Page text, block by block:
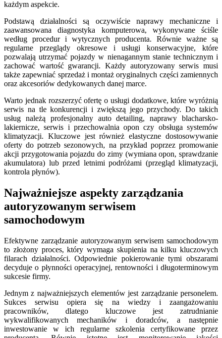
każdym aspekcie.
Podstawą działalności są oczywiście naprawy mechaniczne i
zaawansowana diagnostyka komputerowa, wykonywane ściśle
według procedur i wytycznych producenta. Równie ważne są
regularne przeglądy okresowe i usługi konserwacyjne, które
pozwalają utrzymać pojazdy w nienagannym stanie technicznym i
zachować wartość gwarancji. Każdy autoryzowany serwis musi
także zapewniać sprzedaż i montaż oryginalnych części zamiennych
oraz akcesoriów dedykowanych danej marce.
Warto jednak rozszerzyć ofertę o usługi dodatkowe, które wyróżnią
serwis na tle konkurencji i zwiększą jego przychody. Do takich
usług należą profesjonalny auto detailing, naprawy blacharsko-
lakiernicze, serwis i przechowalnia opon czy obsługa systemów
klimatyzacji. Kluczowe jest również elastyczne dostosowywanie
oferty do potrzeb sezonowych, na przykład poprzez promowanie
akcji przygotowania pojazdu do zimy (wymiana opon, sprawdzanie
akumulatora) lub przed letnimi podróżami (przegląd klimatyzacji,
kontrola płynów).
Najważniejsze aspekty zarządzania
autoryzowanym serwisem
samochodowym
Efektywne zarządzanie autoryzowanym serwisem samochodowym
to złożony proces, który wymaga skupienia na kilku kluczowych
filarach działalności. Odpowiednie pokierowanie tymi obszarami
decyduje o płynności operacyjnej, rentowności i długoterminowym
sukcesie firmy.
Jednym z najważniejszych elementów jest zarządzanie personelem.
Sukces serwisu opiera się na wiedzy i zaangażowaniu
pracowników, dlatego kluczowe jest zatrudnianie
wykwalifikowanych mechaników i doradców, a następnie
inwestowanie w ich regularne szkolenia certyfikowane przez